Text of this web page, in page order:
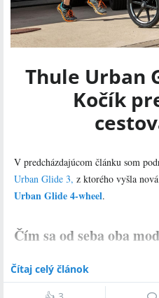
Thule Urban
Kočík
V predcházdajúcom článku som
Urban Glide 3, z ktorého vyšla
Urban Glide 4-wheel.
Čím sa od seba oba
Najdôležitejšou odlišnosťou medzi
4-wheel
je, že táto nová 4-kolesová
výrobcu na to, aby sa používala
na
Čítaj celý článok